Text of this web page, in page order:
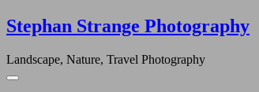
Skip
to
Stephan Strange Photography
Landscape, Nature, Travel Photography